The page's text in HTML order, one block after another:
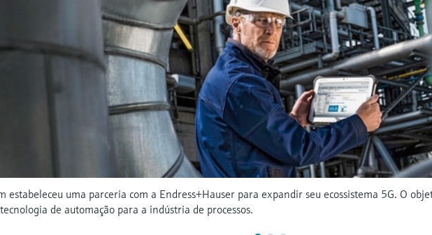
estabeleceu uma parceria com a Endress+Hauser para expandir seu ecossistema 5G. O
de automação para a indústria de processos.